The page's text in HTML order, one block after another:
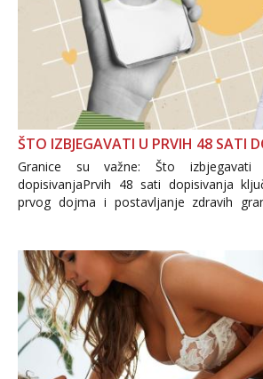
ŠTO IZBJEGAVATI U PRVIH 48 SATI
Granice su važne: Što
dopisivanjaPrvih 48 sati dopisivanja
prvog dojma i postavljanje zdravih
Važno je izbjeći prebrzo otkrivanje
informacija, jer nepoznata osoba
povjerenje. Takođe...